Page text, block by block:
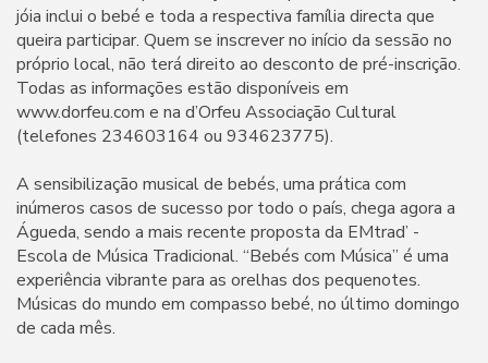
jóia inclui o bebé e toda a respectiva família directa que
queira participar. Quem se inscrever no início da sessão no
próprio local, não terá direito ao desconto de pré-inscrição.
Todas as informações estão disponíveis em
www.dorfeu.com e na d’Orfeu Associação Cultural
(telefones 234603164 ou 934623775).
A sensibilização musical de bebés, uma prática com
inúmeros casos de sucesso por todo o país, chega agora a
Águeda, sendo a mais recente proposta da EMtrad’ -
Escola de Música Tradicional. “Bebés com Música” é uma
experiência vibrante para as orelhas dos pequenotes.
Músicas do mundo em compasso bebé, no último domingo
de cada mês.